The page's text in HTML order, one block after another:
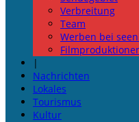
Verbreitung
Team
Werben bei
|
Nachrichten
Lokales
Tourismus
Kultur